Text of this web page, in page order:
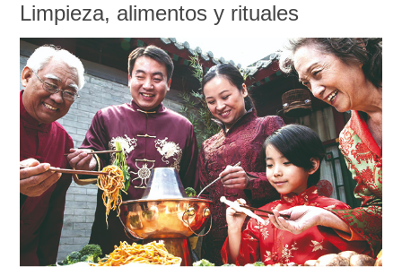
Limpieza, alimentos y rituales